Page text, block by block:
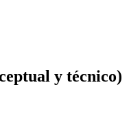
y técnico)